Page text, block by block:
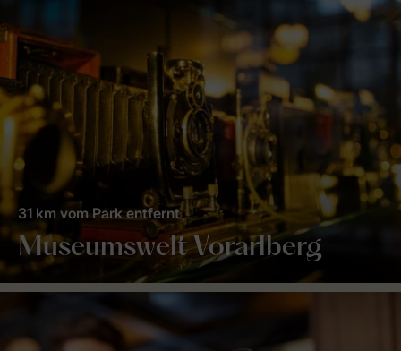
Museumswelt Vorarlberg
31 km vom Park entfernt